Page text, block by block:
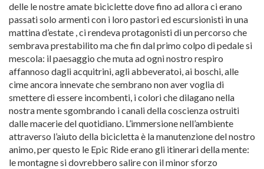
delle le nostre amate biciclette dove fino ad allora ci erano
passati solo armenti con i loro pastori ed escursionisti in una
mattina d’estate , ci rendeva protagonisti di un percorso che
sembrava prestabilito ma che fin dal primo colpo di pedale si
mescola: il paesaggio che muta ad ogni nostro respiro
affannoso dagli acquitrini, agli abbeveratoi, ai boschi, alle
cime ancora innevate che sembrano non aver voglia di
smettere di essere incombenti, i colori che dilagano nella
nostra mente sgombrando i canali della coscienza ostruiti
dalle macerie del quotidiano. L’immersione nell’ambiente
attraverso l’aiuto della bicicletta è la manutenzione del nostro
animo, per questo le Epic Ride erano gli itinerari della mente:
le montagne si dovrebbero salire con il minor sforzo